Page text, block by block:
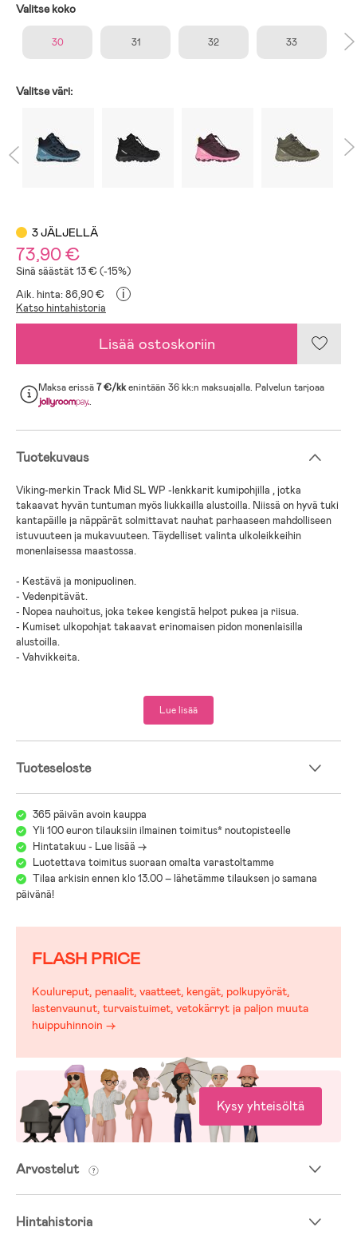
Valitse koko
30 31 32 33
Valitse väri:
3 JÄLJELLÄ
73,90 €
Sinä säästät 13 € (-15%)
Aik. hinta: 86,90 €
i
Katso hintahistoria
Lisää ostoskoriin
Maksa erissä7 €/kkenintään 36 kk:n maksuajalla. Palvelun tarjoaa
.
Tuotekuvaus
Viking-merkin Track Mid SL WP -lenkkarit kumipohjilla , jotka
takaavat hyvän tuntuman myös liukkailla alustoilla. Niissä on hyvä tuki
kantapäille ja näppärät solmittavat nauhat parhaaseen mahdolliseen
istuvuuteen ja mukavuuteen. Täydelliset valinta ulkoleikkeihin
monenlaisessa maastossa.
- Kestävä ja monipuolinen.
- Vedenpitävät.
- Nopea nauhoitus, joka tekee kengistä helpot pukea ja riisua.
- Kumiset ulkopohjat takaavat erinomaisen pidon monenlaisilla
alustoilla.
- Vahvikkeita.
Lue lisää
Tuoteseloste
365 päivän avoin kauppa
Yli 100 euron tilauksiin ilmainen toimitus* noutopisteelle
Hintatakuu - Lue lisää ->
Luotettava toimitus suoraan omalta varastoltamme
Tilaa arkisin ennen klo 13.00 – lähetämme tilauksen jo samana
päivänä!
FLASH PRICE
Koulureput, penaalit, vaatteet, kengät, polkupyörät,
lastenvaunut, turvaistuimet, vetokärryt ja paljon muuta
huippuhinnoin →
Kysy yhteisöltä
Arvostelut
Hintahistoria